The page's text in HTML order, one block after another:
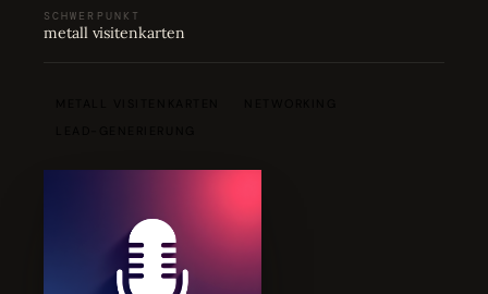
SCHWERPUNKT
metall visitenkarten